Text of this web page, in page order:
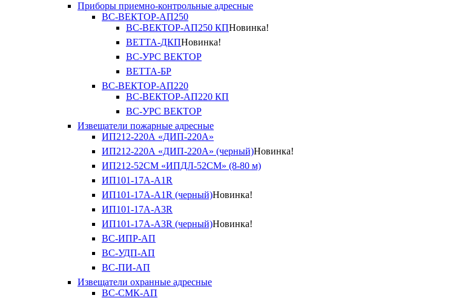
Приборы приемно-контрольные адресные
ВС-ВЕКТОР-АП250
ВС-ВЕКТОР-АП250 КПНовинка!
ВЕТТА-ДКПНовинка!
ВС-УРС ВЕКТОР
ВЕТТА-БР
ВС-ВЕКТОР-АП220
ВС-ВЕКТОР-АП220 КП
ВС-УРС ВЕКТОР
Извещатели пожарные адресные
ИП212-220А «ДИП-220А»
ИП212-220А «ДИП-220А» (черный)Новинка!
ИП212-52СМ «ИПДЛ-52СМ» (8-80 м)
ИП101-17А-A1R
ИП101-17А-A1R (черный)Новинка!
ИП101-17А-A3R
ИП101-17А-A3R (черный)Новинка!
ВС-ИПР-АП
ВС-УДП-АП
ВС-ПИ-АП
Извещатели охранные адресные
ВС-СМК-АП